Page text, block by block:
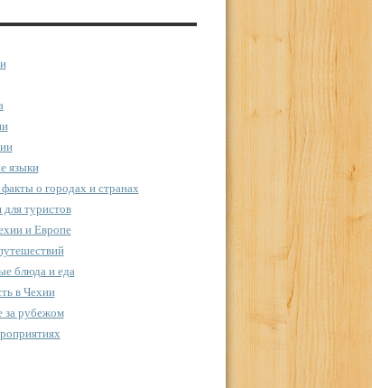
языки
о городах и странах
туристов
и Европе
блюда и еда
в Чехии
за рубежом